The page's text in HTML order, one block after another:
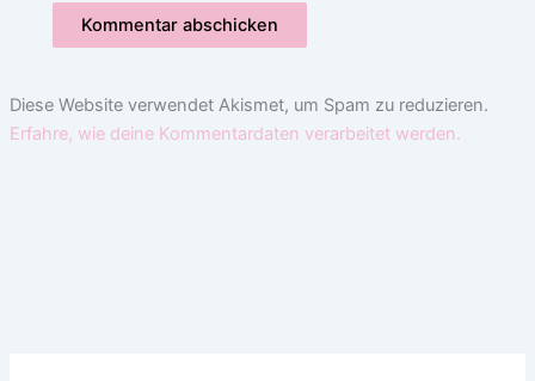
Diese Website verwendet Akismet, um Spam zu reduzieren.
Erfahre, wie deine Kommentardaten verarbeitet werden.